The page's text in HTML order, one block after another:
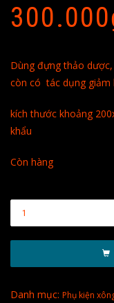
300.000
Dùng đựng thảo
còn có tác dụng giảm
kích thước khoảng
khẩu
Còn hàng
Danh mục: Phụ kiện